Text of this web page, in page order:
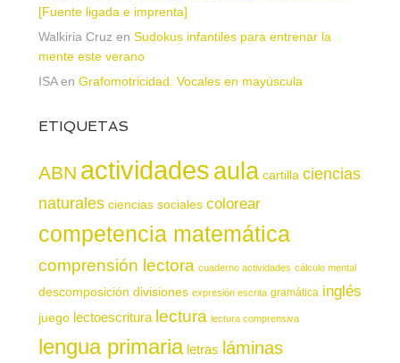
[Fuente ligada e imprenta]
Walkiria Cruz en Sudokus infantiles para entrenar la
mente este verano
ISAen Grafomotricidad. Vocales en mayúscula
ETIQUETAS
ABN actividadesaula cartilla ciencias
naturales ciencias sociales colorear
competencia matemática
comprensión lectora cuaderno actividades cálculo mental
descomposición divisiones expresión escrita gramática inglés
juego lectoescritura lectura lectura comprensiva
lengua primaria letras láminas